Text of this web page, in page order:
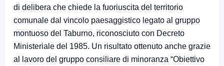
di delibera che chiede la fuoriuscita del territorio
comunale dal vincolo paesaggistico legato al gruppo
montuoso del Taburno, riconosciuto con Decreto
Ministeriale del 1985. Un risultato ottenuto anche grazie
al lavoro del gruppo consiliare di minoranza “Obiettivo